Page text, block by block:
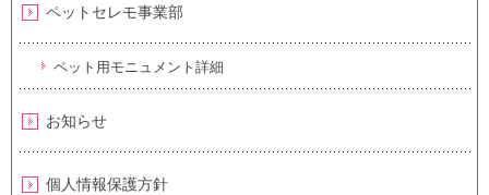
ペットセレモ事業部
ペット用モニュメント詳細
お知らせ
個人情報保護方針